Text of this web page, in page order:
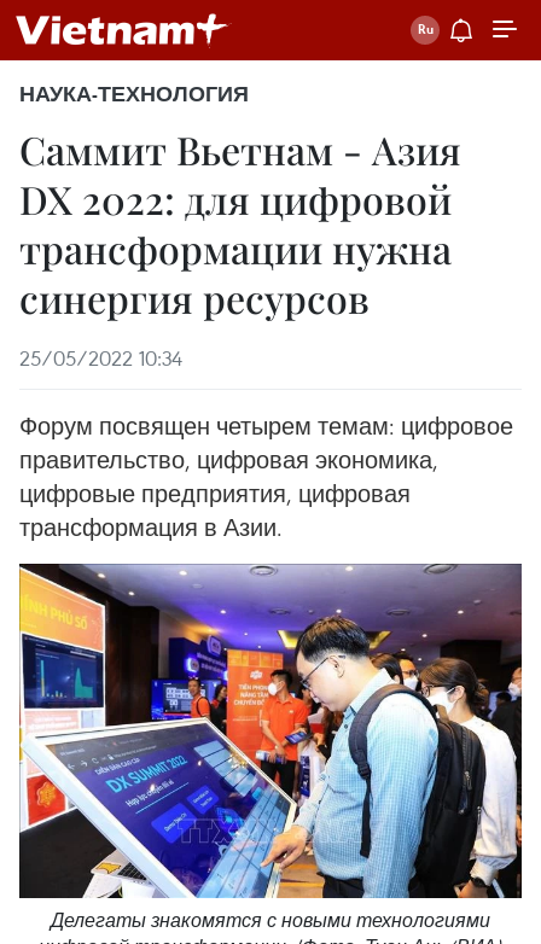
НАУКА-ТЕХНОЛОГИЯ
Саммит Вьетнам - Азия
DX 2022: для цифровой
трансформации нужна
синергия ресурсов
25/05/2022 10:34
Форум посвящен четырем темам: цифровое
правительство, цифровая экономика,
цифровые предприятия, цифровая
трансформация в Азии.
Делегаты знакомятся с новыми технологиями